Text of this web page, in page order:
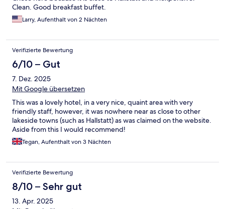
Clean. Good breakfast buffet.
Larry, Aufenthalt von 2 Nächten
Verifizierte Bewertung
6/10 – Gut
7. Dez. 2025
Mit Google übersetzen
This was a lovely hotel, in a very nice, quaint area with very
friendly staff, however, it was nowhere near as close to other
lakeside towns (such as Hallstatt) as was claimed on the website.
Aside from this I would recommend!
Tegan, Aufenthalt von 3 Nächten
Verifizierte Bewertung
8/10 – Sehr gut
13. Apr. 2025